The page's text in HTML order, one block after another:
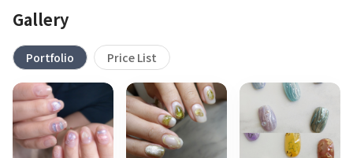
Gallery
Portfolio Price List